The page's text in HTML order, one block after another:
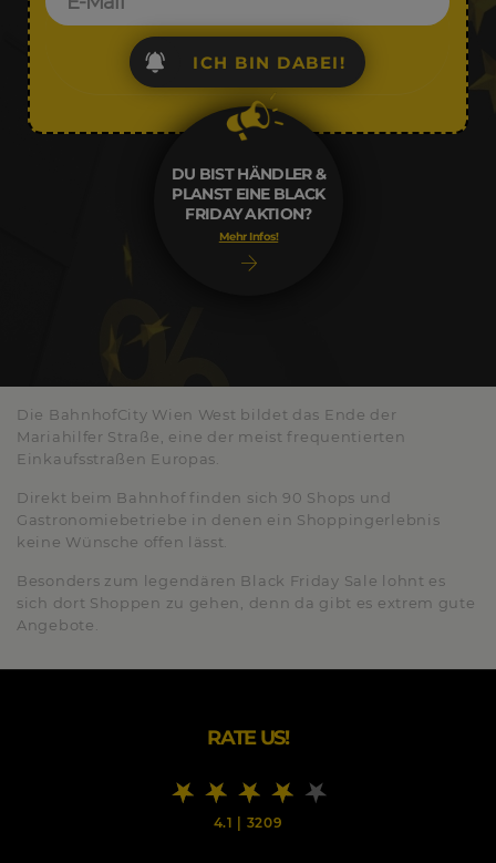
DU BIST HÄNDLER &
PLANST EINE BLACK
FRIDAY AKTION?
Mehr Infos!
ICH BIN DABEI!
Die BahnhofCity Wien West bildet das Ende der
Mariahilfer Straße, eine der meist frequentierten
Einkaufsstraßen Europas.
Direkt beim Bahnhof finden sich 90 Shops und
Gastronomiebetriebe in denen ein Shoppingerlebnis
keine Wünsche offen lässt.
Besonders zum legendären Black Friday Sale lohnt es
sich dort Shoppen zu gehen, denn da gibt es extrem gute
Angebote.
RATE US!
4.1 | 3209